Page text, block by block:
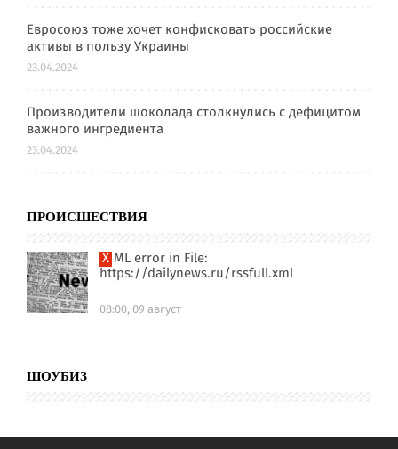
Евросоюз тоже хочет конфисковать российские
активы в пользу Украины
23.04.2024
Производители шоколада столкнулись с дефицитом
важного ингредиента
23.04.2024
ПРОИСШЕСТВИЯ
XML error in File:
https://dailynews.ru/rssfull.xml
08:00, 09 август
ШОУБИЗ